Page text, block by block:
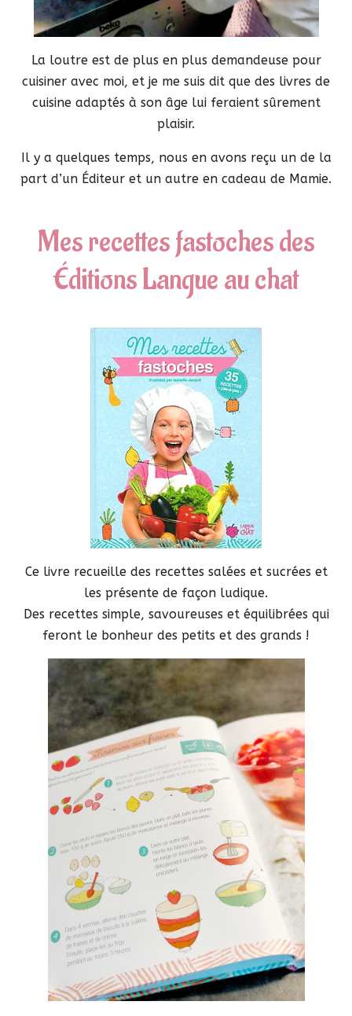
La loutre est de plus en plus demandeuse pour
cuisiner avec moi, et je me suis dit que des livres de
cuisine adaptés à son âge lui feraient sûrement
plaisir.
Il y a quelques temps, nous en avons reçu un de la
part d’un Éditeur et un autre en cadeau de Mamie.
Mes recettes fastoches des
Éditions Langue au chat
Ce livre recueille des recettes salées et sucrées et
les présente de façon ludique.
Des recettes simple, savoureuses et équilibrées qui
feront le bonheur des petits et des grands !